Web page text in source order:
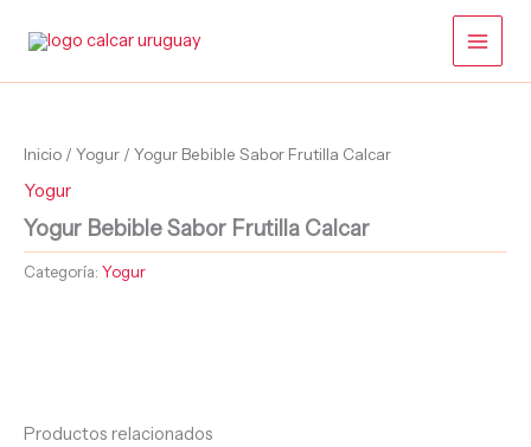
Inicio / Yogur / Yogur Bebible Sabor Frutilla Calcar
Yogur
Yogur Bebible Sabor Frutilla Calcar
Categoría: Yogur
Productos relacionados